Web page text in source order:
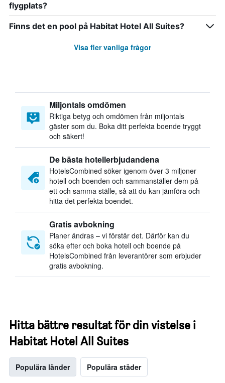
flygplats?
Finns det en pool på Habitat Hotel All Suites?
Visa fler vanliga frågor
Miljontals omdömen
Riktiga betyg och omdömen från miljontals
gäster som du. Boka ditt perfekta boende tryggt
och säkert!
De bästa hotellerbjudandena
HotelsCombined söker igenom över 3 miljoner
hotell och boenden och sammanställer dem på
ett och samma ställe, så att du kan jämföra och
hitta det perfekta boendet.
Gratis avbokning
Planer ändras – vi förstår det. Därför kan du
söka efter och boka hotell och boende på
HotelsCombined från leverantörer som erbjuder
gratis avbokning.
Hitta bättre resultat för din vistelse i
Habitat Hotel All Suites
Populära länder Populära städer